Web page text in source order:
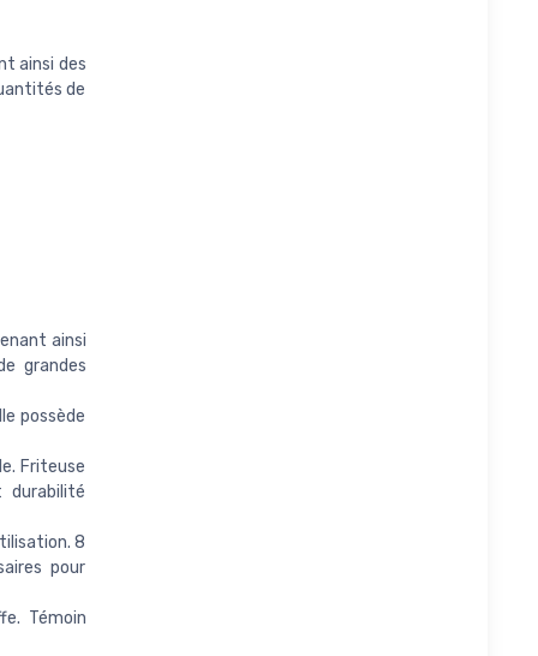
ainsi des
de
ainsi
grandes
possède
Friteuse
8
pour
Témoin